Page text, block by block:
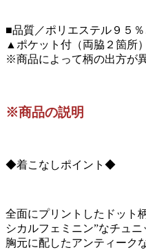
■品質／ポリエステル９５
▲ポケット付（両脇２箇所）
※商品によって柄の出方が
※商品の説明
◆着こなしポイント◆
全面にプリントしたドット
シカルフェミニン”なチュニ
胸元に配したアンティーク